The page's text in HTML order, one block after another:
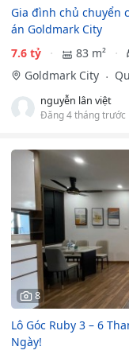
Gia đình chủ chuyển
án Goldmark City
7.6 tỷ
83 m²
Goldmark City
nguyễn lân việt
Đăng 4 tháng trước
8
Lô Góc Ruby 3 – 6
Ngày!